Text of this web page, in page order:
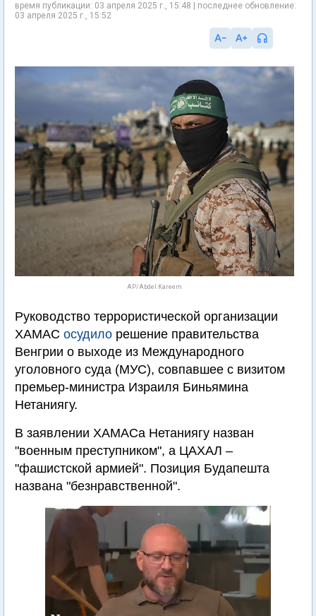
время публикации: 03 апреля 2025 г., 15:48 | последнее обновление:
03 апреля 2025 г., 15:52
AP/Abdel Kareem
Руководство террористической организации
ХАМАС осудило решение правительства
Венгрии о выходе из Международного
уголовного суда (МУС), совпавшее с визитом
премьер-министра Израиля Биньямина
Нетаниягу.
В заявлении ХАМАСа Нетаниягу назван
"военным преступником", а ЦАХАЛ –
"фашистской армией". Позиция Будапешта
названа "безнравственной".